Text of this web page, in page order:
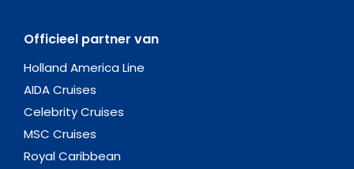
Officieel partner van
Holland America Line
AIDA Cruises
Celebrity Cruises
MSC Cruises
Royal Caribbean